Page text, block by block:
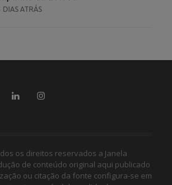
DIAS ATRÁS
os direitos reservados a Janela
de conteúdo original aqui publicado
ou citação da fonte configura-se em